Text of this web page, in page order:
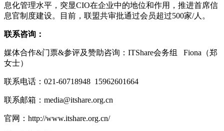
息化管理水平，突显CIO在企业中的地位和作用，推进首席信
息官制度建设。目前，联盟共审批通过会员超过500家/人。
联系咨询：
媒体合作&门票&参评及赞助咨询：ITShare会务组 Fiona（郑
女士）
联系电话：021-60718948 15962601664
联系邮箱：media@itshare.org.cn
官网：http://www.itshare.org.cn/